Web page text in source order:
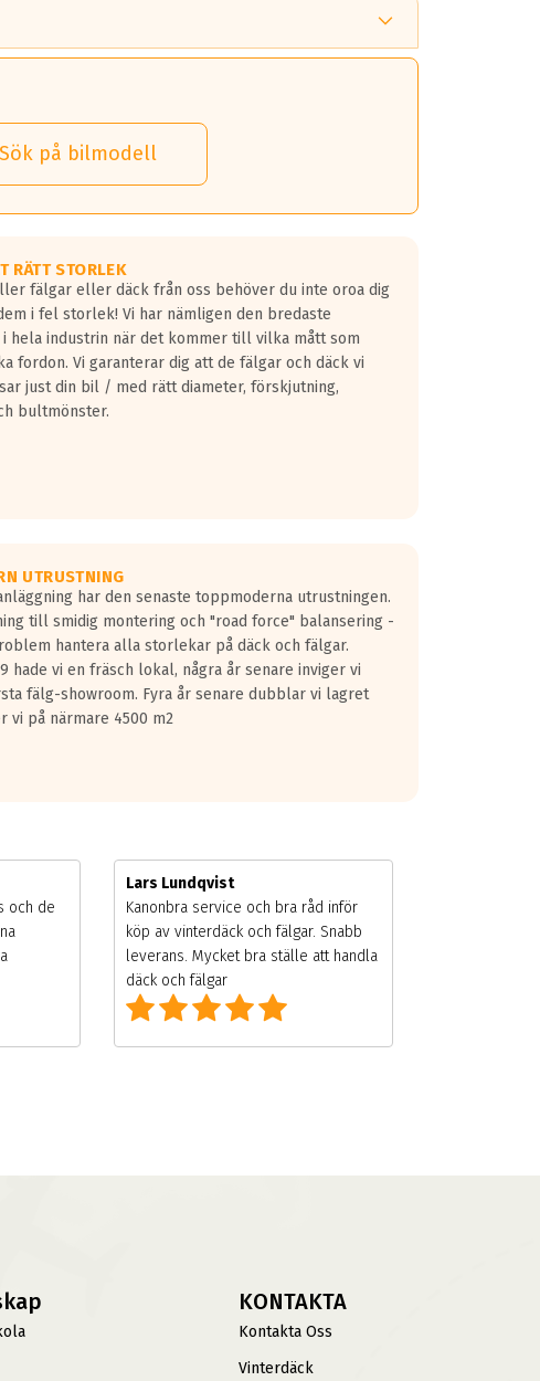
Sök på bilmodell
RÄTT STORLEK
fälgar eller däck från oss behöver du inte oroa dig
i fel storlek! Vi har nämligen den bredaste
i hela industrin när det kommer till vilka mått som
fordon. Vi garanterar dig att de fälgar och däck vi
just din bil / med rätt diameter, förskjutning,
bultmönster.
UTRUSTNING
har den senaste toppmoderna utrustningen.
till smidig montering och "road force" balansering -
hantera alla storlekar på däck och fälgar.
hade vi en fräsch lokal, några år senare inviger vi
fälg-showroom. Fyra år senare dubblar vi lagret
vi på närmare 4500 m2
och de
Lars Lundqvist
Kanonbra service och bra råd inför
köp av vinterdäck och fälgar. Snabb
leverans. Mycket bra ställe att handla
däck och fälgar
KONTAKTA
Kontakta Oss
Vinterdäck